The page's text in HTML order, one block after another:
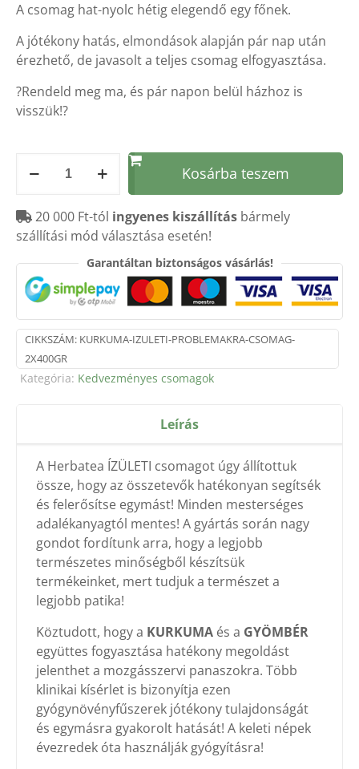
A csomag hat-nyolc hétig elegendő egy főnek.
A jótékony hatás, elmondások alapján pár nap után
érezhető, de javasolt a teljes csomag elfogyasztása.
?Rendeld meg ma, és pár napon belül házhoz is
visszük!?
ÍZÜLETI
mennyiség
Kosárba teszem
20 000 Ft-tól ingyenes kiszállítás bármely
szállítási mód választása esetén!
Garantáltan biztonságos vásárlás!
CIKKSZÁM: KURKUMA-IZULETI-PROBLEMAKRA-CSOMAG-
2X400GR
Kategória: Kedvezményes csomagok
Leírás
A Herbatea ÍZÜLETI csomagot úgy állítottuk
össze, hogy az összetevők hatékonyan segítsék
és felerősítse egymást! Minden mesterséges
adalékanyagtól mentes! A gyártás során nagy
gondot fordítunk arra, hogy a legjobb
természetes minőségből készítsük
termékeinket, mert tudjuk a természet a
legjobb patika!
Köztudott, hogy a KURKUMA és a GYÖMBÉR
együttes fogyasztása hatékony megoldást
jelenthet a mozgásszervi panaszokra. Több
klinikai kísérlet is bizonyítja ezen
gyógynövényfűszerek jótékony tulajdonságát
és egymásra gyakorolt hatását! A keleti népek
évezredek óta használják gyógyításra!